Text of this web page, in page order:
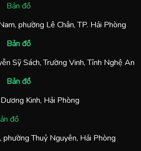
Bản đồ
phường Lê Chân, TP. Hải Phòng
Bản đồ
Sỹ Sách, Trường Vinh, Tỉnh Nghệ An
Bản đồ
Kinh, Hải Phòng
đồ
Thuỷ Nguyên, Hải Phòng